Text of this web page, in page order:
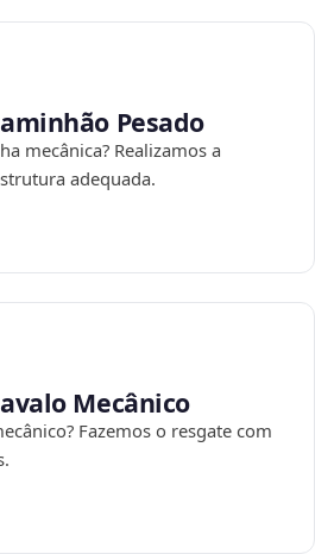
Pesado
mecânica? Realizamos a
adequada.
Mecânico
Fazemos o resgate com